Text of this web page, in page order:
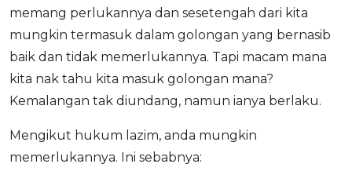
memang perlukannya dan sesetengah dari kita
mungkin termasuk dalam golongan yang bernasib
baik dan tidak memerlukannya. Tapi macam mana
kita nak tahu kita masuk golongan mana?
Kemalangan tak diundang, namun ianya berlaku.
Mengikut hukum lazim, anda mungkin
memerlukannya. Ini sebabnya: